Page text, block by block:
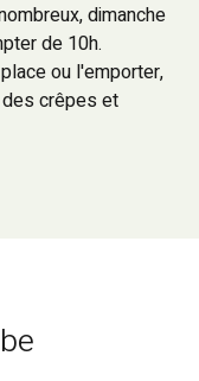
dimanche
de 10h.
ou l'emporter,
crêpes et